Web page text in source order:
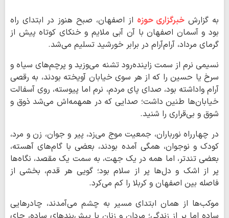
به گزارش خبرگزاری حوزه از اصفهان، صبح هنوز در ابتدای راه
بود و آسمان اصفهان با آن آبی ملایم و خنکای کوتاه پیش از
گرمای مرداد، آرام‌آرام در برابر خورشید تسلیم می‌شد.
نسیمی نرم از سمت زاینده‌رود تشنه می‌وزید و پرچم‌های سیاه و
سرخ یا حسین را که از هر سوی خیابان آویخته بودند، به رقصی
آرام واداشته بود، صدای پای مردم، نرم اما پیوسته، روی آسفالت
خیابان‌ها طنین داشت؛ صدایی که در همهمه‌اش می‌شد ذوق و
شوق و بی‌قراری را شنید.
در چهارراه نورباران، جمعیت موج می‌زد، پیر و جوان، زن و مرد،
کودک و نوجوان، همگی آمده بودند، بعضی با گام‌های آهسته،
بعضی تندتر، اما همه در یک جهت، به سمت یک مقصد، نگاه‌ها
پر از اشک و دل‌ها پر از سلام بود؛ گویی هر قدم، بخشی از
فاصله بین اصفهان و کربلا را کم می‌کرد.
موکب‌ها از همان ابتدای مسیر به چشم می‌آمدند، چادرهایی